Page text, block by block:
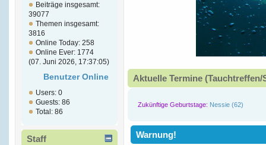
Beiträge insgesamt:
39077
Themen insgesamt:
3816
Online Today: 258
Online Ever: 1774
(07. Juni 2026, 17:37:05)
Benutzer Online
Users: 0
Guests: 86
Total: 86
Staff
Aktuelle Termine
Zukünftige Geburtstage: Nessie (62)
Warnung!